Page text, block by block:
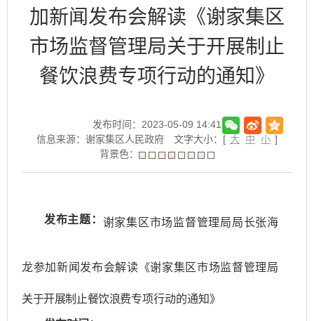
加新闻发布会解读《谢家集区
市场监督管理局关于开展制止
餐饮浪费专项行动的通知》
发布时间：2023-05-09 14:41
信息来源：谢家集区人民政府
文字大小：[ 大 中 小 ]
背景色：
发布主题： 谢家集区市场监督管理局局长张海
龙参加新闻发布会解读《谢家集区市场监督管理局
关于开展制止餐饮浪费专项行动的通知》